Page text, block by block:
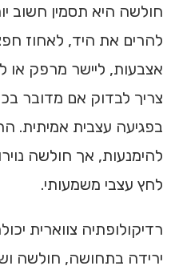
חולשה היא תסמין חשוב
להרים את היד, לאחוז
אצבעות, ליישר מרפק או
צריך לבדוק אם מדובר
בפגיעה עצבית אמיתית.
להימנעות, אך חולשה
לחץ עצבי משמעותי.
רדיקולופתיה צווארית
ירידה בתחושה, חולשה